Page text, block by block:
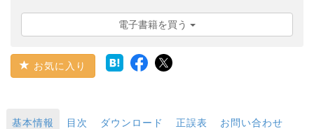
電子書籍を買う
お気に入り
基本情報 目次 ダウンロード 正誤表 お問い合わせ